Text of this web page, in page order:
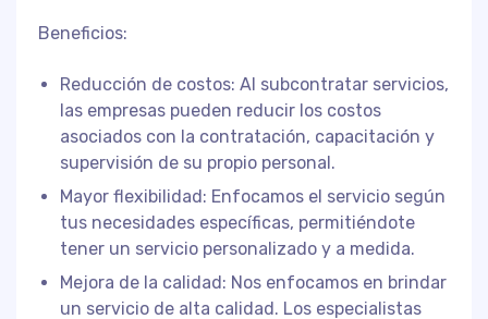
Beneficios:
Reducción de costos: Al subcontratar servicios,
las empresas pueden reducir los costos
asociados con la contratación, capacitación y
supervisión de su propio personal.
Mayor flexibilidad: Enfocamos el servicio según
tus necesidades específicas, permitiéndote
tener un servicio personalizado y a medida.
Mejora de la calidad: Nos enfocamos en brindar
un servicio de alta calidad. Los especialistas